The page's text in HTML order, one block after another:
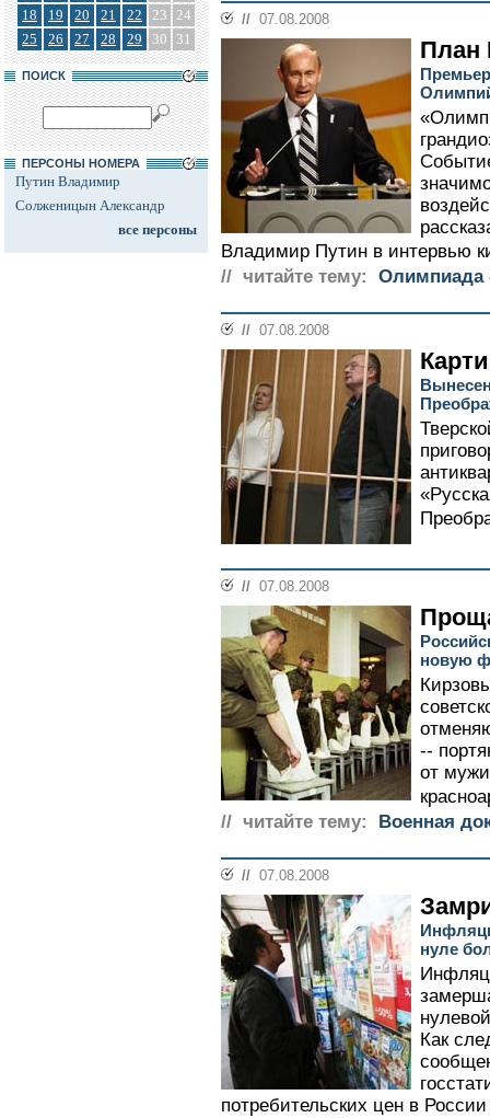
18
19 20 21 22 23 24
25
26 27 28 29 30 31
ПОИСК
ПЕРСОНЫ НОМЕРА
Путин Владимир
Солженицын Александр
все персоны
// 07.08.2008
План
Владимир Путин в интервью
// читайте тему:
Олимпиада
// 07.08.2008
// 07.08.2008
новую
--
от
// читайте тему:
Военная
// 07.08.2008
нуле
Как
потребительских цен в